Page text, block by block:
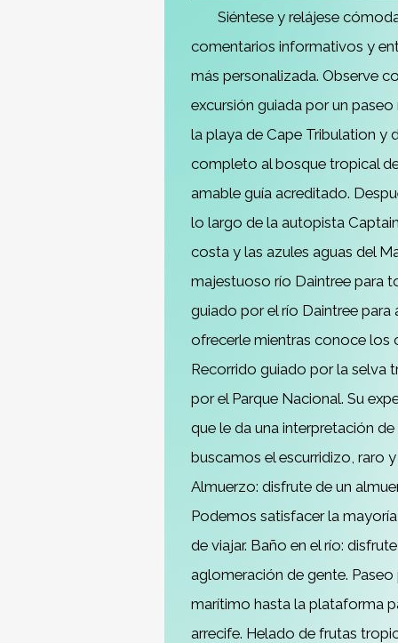
Siéntese y relájese
comentarios informativos y
más personalizada. Observe
excursión guiada por un
la playa de Cape Tribulation y
completo al bosque tropical
amable guía acreditado.
lo largo de la autopista
costa y las azules aguas del
majestuoso río Daintree para
guiado por el río Daintree
ofrecerle mientras conoce los
Recorrido guiado por la selva
por el Parque Nacional. Su
que le da una interpretación
buscamos el escurridizo, raro
Almuerzo: disfrute de un
Podemos satisfacer la
de viajar. Baño en el río:
aglomeración de gente.
marítimo hasta la plataforma
arrecife. Helado de frutas